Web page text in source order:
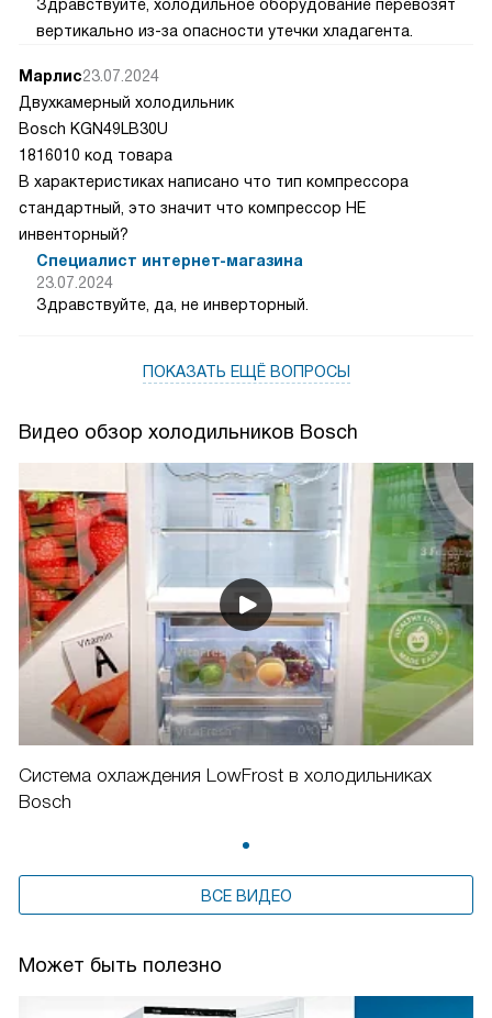
Здравствуйте, холодильное оборудование перевозят
вертикально из-за опасности утечки хладагента.
Марлис23.07.2024
Двухкамерный холодильник
Bosch KGN49LB30U
1816010 код товара
В характеристиках написано что тип компрессора
стандартный, это значит что компрессор НЕ
инвенторный?
Специалист интернет-магазина
23.07.2024
Здравствуйте, да, не инверторный.
ПОКАЗАТЬ ЕЩЁ ВОПРОСЫ
Видео обзор холодильников Bosch
Система охлаждения LowFrost в холодильниках
Bosch
ВСЕ ВИДЕО
Может быть полезно